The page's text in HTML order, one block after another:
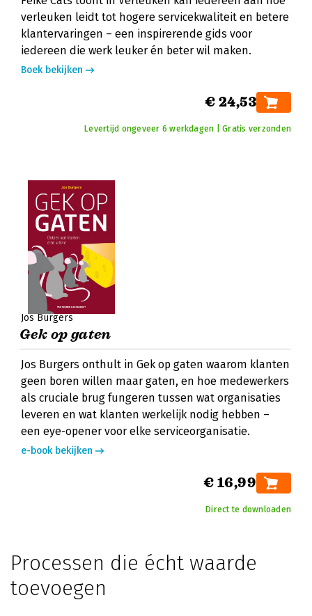
verleuken leidt tot hogere servicekwaliteit en betere
klantervaringen – een inspirerende gids voor
iedereen die werk leuker én beter wil maken.
Boek bekijken
€ 24,53
Levertijd ongeveer 6 werkdagen | Gratis verzonden
Jos Burgers
Gek op gaten
Jos Burgers onthult in Gek op gaten waarom klanten
geen boren willen maar gaten, en hoe medewerkers
als cruciale brug fungeren tussen wat organisaties
leveren en wat klanten werkelijk nodig hebben –
een eye-opener voor elke serviceorganisatie.
e-book bekijken
€ 16,99
Direct te downloaden
Processen die écht waarde
toevoegen